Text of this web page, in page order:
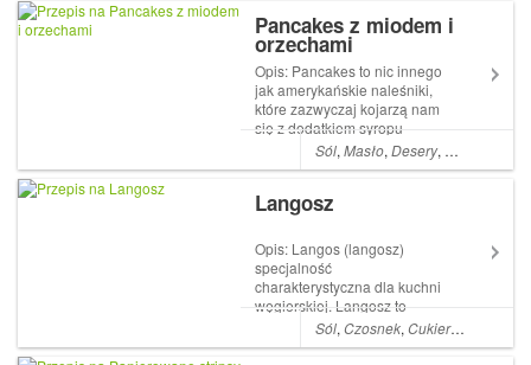
pszennej 250 ml ciepłego
mleka 50 g świeżych drożdży
1 jajko 6 żółtek 100 g ...
Pancakes z miodem i
orzechami
Opis: Pancakes to nic innego
jak amerykańskie naleśniki,
które zazwyczaj kojarzą nam
się z dodatkiem syropu
klonowego. Ale ja polecam
inny wyśmienity przepis na tą
zapraszam na przepis z
dodatkiem miodu oraz z
orzechami. Składnik...
Sól,Masło,Desery, Śniadania
Langosz
Opis: Langos (langosz)
specjalność
charakterystyczna dla kuchni
węgierskiej. Langosz to
drożdżowy placek, który
piekło się z ciasta
Sól,Czosnek,Cukier,Mleko